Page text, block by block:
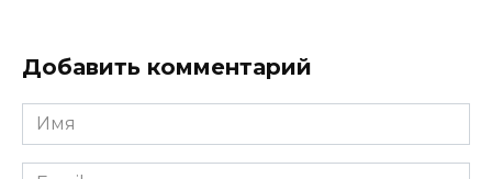
Добавить комментарий
Имя
*
Email